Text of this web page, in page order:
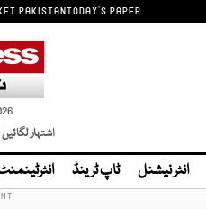
PAKISTANTODAY'S PAPER
اشتہار
انٹر نیشنل ٹاپ ٹرینڈ